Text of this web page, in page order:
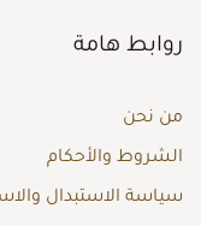
روابط هامة
من نحن
الشروط والأحكام
سياسة الاستبدال